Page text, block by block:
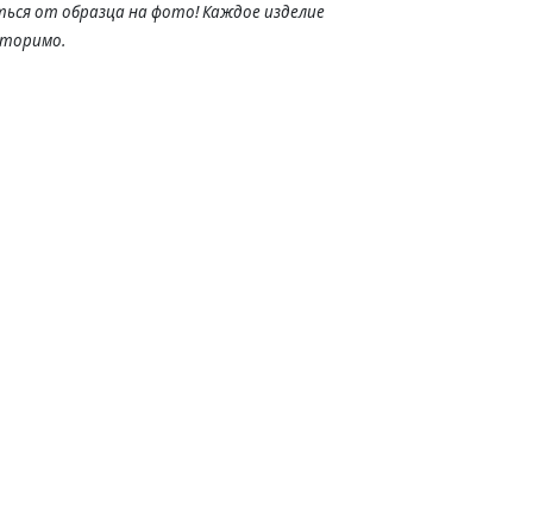
от образца на фото! Каждое изделие